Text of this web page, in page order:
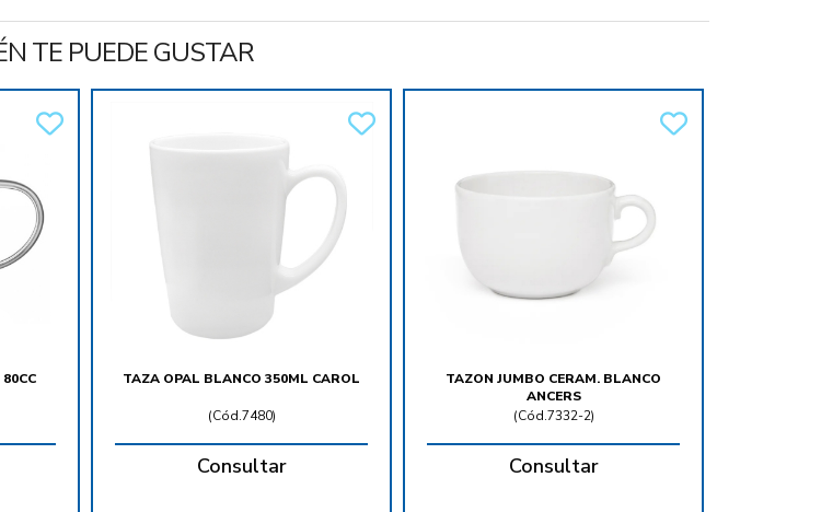
TE PUEDE GUSTAR
TAZA OPAL BLANCO 350ML CAROL
(Cód.7480)
Consultar
TAZON JUMBO CERAM. BLANCO
ANCERS
(Cód.7332-2)
Consultar